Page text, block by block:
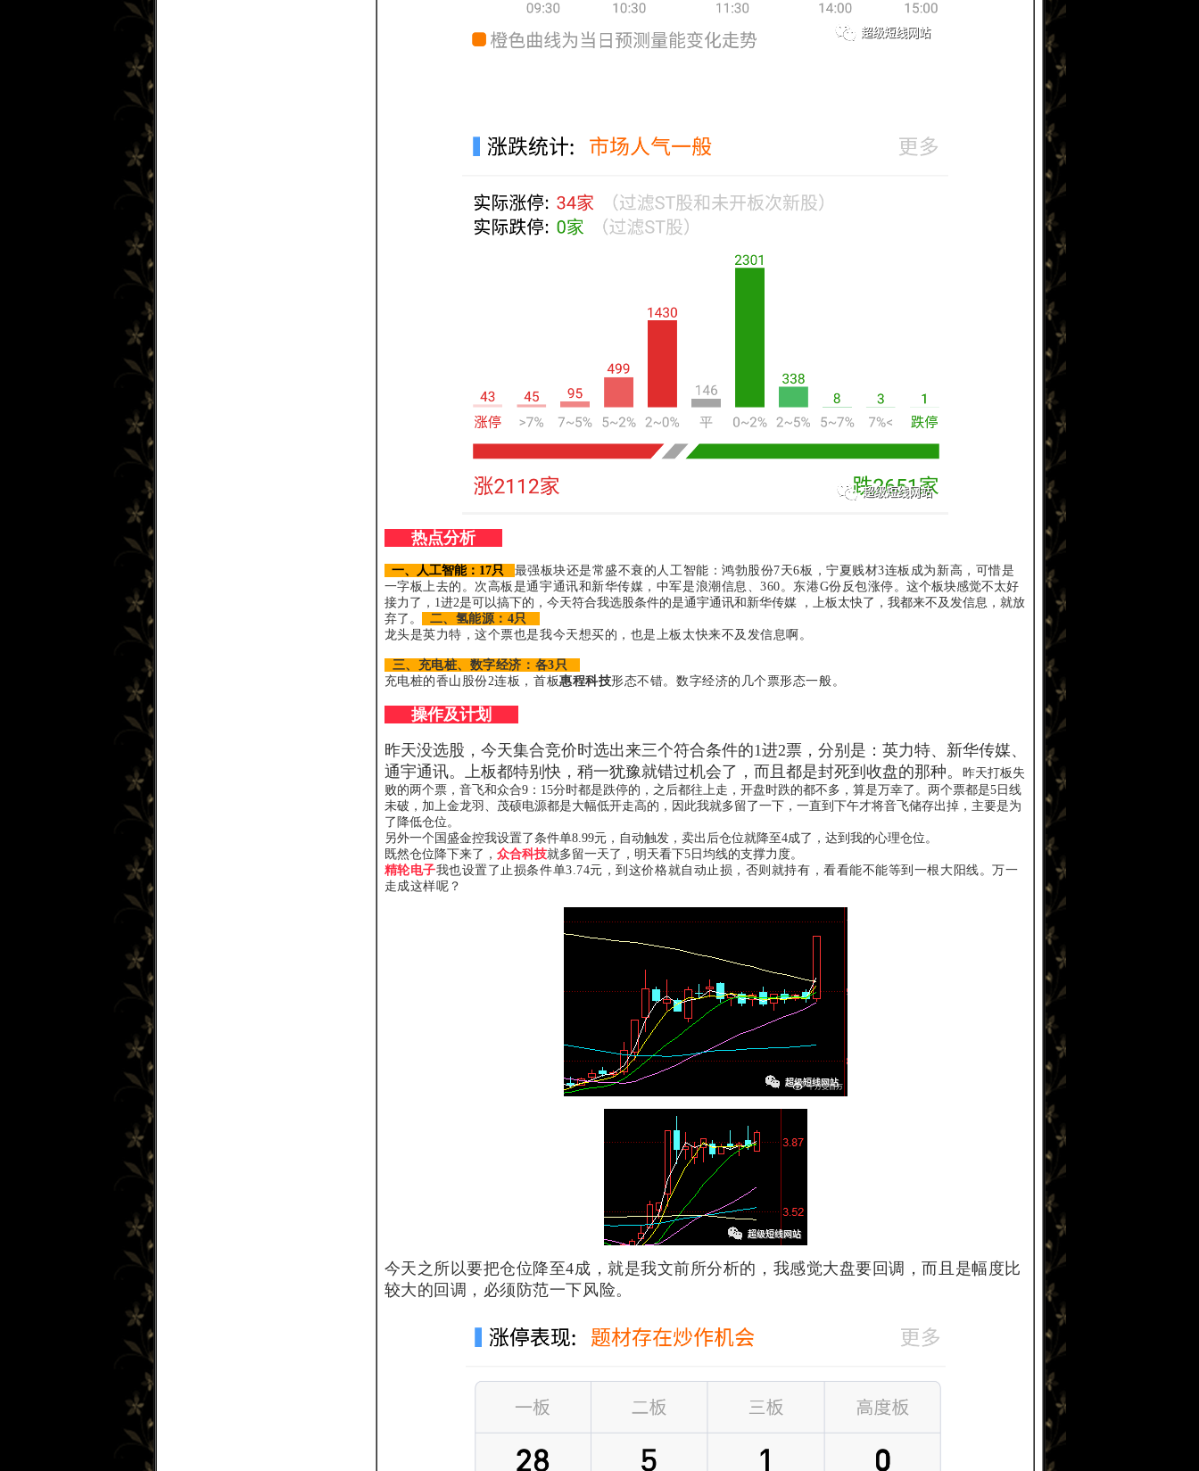
热点分析
一、人工智能：17只 最强板块还是常盛不衰的人工智能：鸿勃股份7天6板，宁夏贱材3连板成为新高，可惜是
一字板上去的。次高板是通宇通讯和新华传媒，中军是浪潮信息、360。东港G份反包涨停。这个板块感觉不太好
接力了，1进2是可以搞下的，今天符合我选股条件的是通宇通讯和新华传媒 ，上板太快了，我都来不及发信息，就放
弃了。
二、氢能源：4只
龙头是英力特，这个票也是我今天想买的，也是上板太快来不及发信息啊。
三、充电桩、数字经济：各3只
充电桩的香山股份2连板，首板惠程科技形态不错。数字经济的几个票形态一般。
操作及计划
昨天没选股，今天集合竞价时选出来三个符合条件的1进2票，分别是：英力特、新华传媒、
通宇通讯。上板都特别快，稍一犹豫就错过机会了，而且都是封死到收盘的那种。
昨天打板失
败的两个票，音飞和众合9：15分时都是跌停的，之后都往上走，开盘时跌的都不多，算是万幸了。两个票都是5日线
未破，加上金龙羽、茂硕电源都是大幅低开走高的，因此我就多留了一下，一直到下午才将音飞储存出掉，主要是为
了降低仓位。
另外一个国盛金控我设置了条件单8.99元，自动触发，卖出后仓位就降至4成了，达到我的心理仓位。
既然仓位降下来了， 众合科技就多留一天了，明天看下5日均线的支撑力度。
精轮电子我也设置了止损条件单3.74元，到这价格就自动止损，否则就持有，看看能不能等到一根大阳线。万一
走成这样呢？
今天之所以要把仓位降至4成，就是我文前所分析的，我感觉大盘要回调，而且是幅度比
较大的回调，必须防范一下风险。